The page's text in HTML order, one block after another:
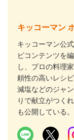
キッコーマン
キッコーマン公
ピコンテンツを
し、プロの料理
頼性の高いレシ
減塩などのジャ
りで献立がつく
も公開している